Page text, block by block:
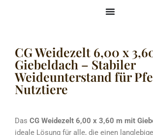
CG Weidezelt 6,00 x
Giebeldach – Stabiler
Weideunterstand für
Nutztiere
Das CG Weidezelt 6,00 x 3,60 m mit
ideale Lösung für alle, die einen